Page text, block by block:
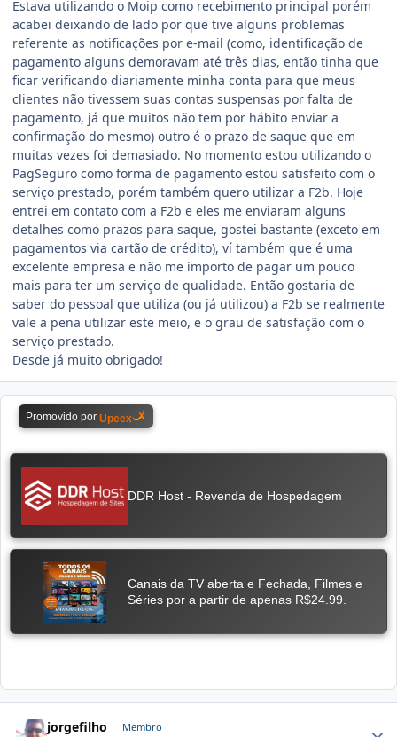
Estava utilizando o Moip como recebimento principal porém
acabei deixando de lado por que tive alguns problemas
referente as notificações por e-mail (como, identificação de
pagamento alguns demoravam até três dias, então tinha que
ficar verificando diariamente minha conta para que meus
clientes não tivessem suas contas suspensas por falta de
pagamento, já que muitos não tem por hábito enviar a
confirmação do mesmo) outro é o prazo de saque que em
muitas vezes foi demasiado. No momento estou utilizando o
PagSeguro como forma de pagamento estou satisfeito com o
serviço prestado, porém também quero utilizar a F2b. Hoje
entrei em contato com a F2b e eles me enviaram alguns
detalhes como prazos para saque, gostei bastante (exceto em
pagamentos via cartão de crédito), ví também que é uma
excelente empresa e não me importo de pagar um pouco
mais para ter um serviço de qualidade. Então gostaria de
saber do pessoal que utiliza (ou já utilizou) a F2b se realmente
vale a pena utilizar este meio, e o grau de satisfação com o
serviço prestado.
Desde já muito obrigado!
jorgefilho Membro